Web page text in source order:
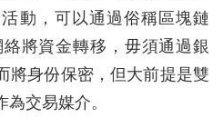
動，可以通過俗稱區塊鏈
絡將資金轉移，毋須通過銀
將身份保密，但大前提是雙
交易媒介。